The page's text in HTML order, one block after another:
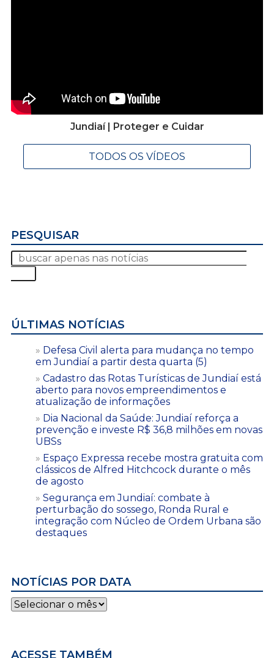
Jundiaí | Proteger e Cuidar
TODOS OS VÍDEOS
PESQUISAR
ÚLTIMAS NOTÍCIAS
Defesa Civil alerta para mudança no tempo
em Jundiaí a partir desta quarta (5)
Cadastro das Rotas Turísticas de Jundiaí está
aberto para novos empreendimentos e
atualização de informações
Dia Nacional da Saúde: Jundiaí reforça a
prevenção e investe R$ 36,8 milhões em novas
UBSs
Espaço Expressa recebe mostra gratuita com
clássicos de Alfred Hitchcock durante o mês
de agosto
Segurança em Jundiaí: combate à
perturbação do sossego, Ronda Rural e
integração com Núcleo de Ordem Urbana são
destaques
NOTÍCIAS POR DATA
Notícias
por
ACESSE TAMBÉM